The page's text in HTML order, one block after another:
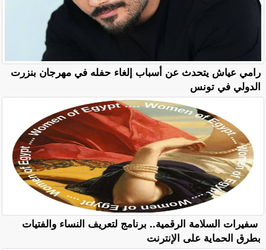
رامي عياش يتحدث عن أسباب إلغاء حفله في مهرجان بنزرت
الدولي في تونس
سفيرات السلامة الرقمية.. برنامج لتعريف النساء والفتيات
بطرق الحماية على الإنترنت